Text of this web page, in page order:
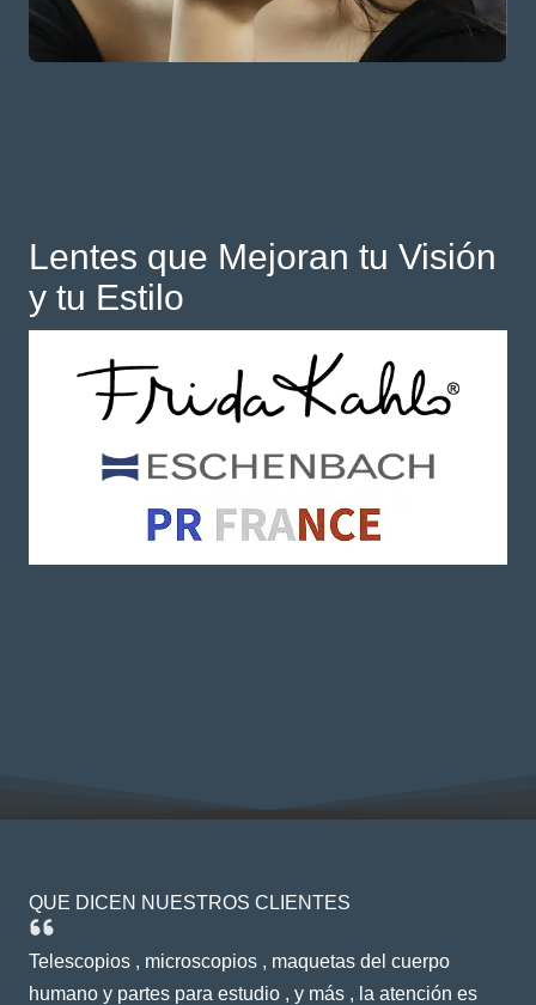
Lentes que Mejoran tu Visión
y tu Estilo
QUE DICEN NUESTROS CLIENTES
Telescopios , microscopios , maquetas del cuerpo
humano y partes para estudio , y más , la atención es